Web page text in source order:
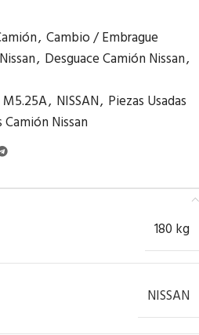
, Cambio / Embrague
, Desguace Camión Nissan,
M5.25A, NISSAN, Piezas Usadas
Nissan
180 kg
NISSAN